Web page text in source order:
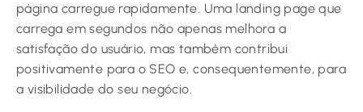
página carregue rapidamente. Uma landing page que
carrega em segundos não apenas melhora a
satisfação do usuário, mas também contribui
positivamente para o SEO e, consequentemente, para
a visibilidade do seu negócio.